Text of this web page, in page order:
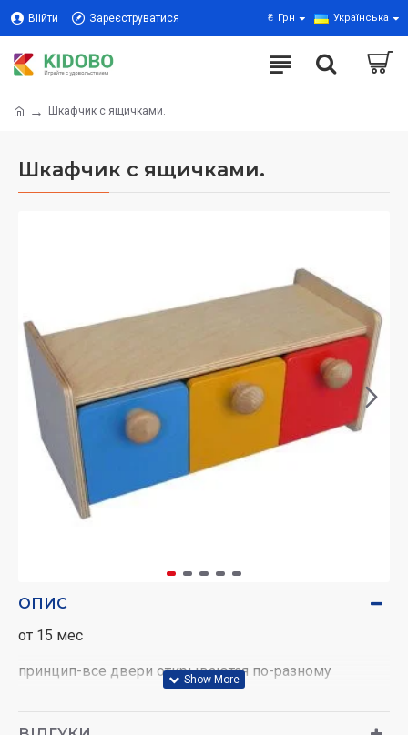
Віійти Зареєструватися ₴ Грн Українська
Шкафчик с ящичками.
Шкафчик с ящичками.
ОПИС
от 15 мес
принцип-все двери открываются по-разному